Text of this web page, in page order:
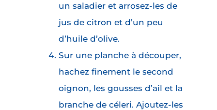
un saladier et arrosez-les de
jus de citron et d’un peu
d’huile d’olive.
Sur une planche à découper,
hachez finement le second
oignon, les gousses d’ail et la
branche de céleri. Ajoutez-les